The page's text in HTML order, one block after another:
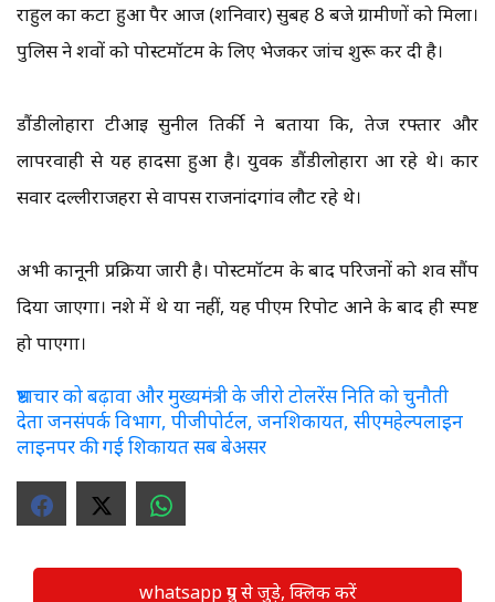
राहुल का कटा हुआ पैर आज (शनिवार) सुबह 8 बजे ग्रामीणों को मिला।
पुलिस ने शवों को पोस्टमॉर्टम के लिए भेजकर जांच शुरू कर दी है।
डौंडीलोहारा टीआई सुनील तिर्की ने बताया कि, तेज रफ्तार और
लापरवाही से यह हादसा हुआ है। युवक डौंडीलोहारा आ रहे थे। कार
सवार दल्लीराजहरा से वापस राजनांदगांव लौट रहे थे।
अभी कानूनी प्रक्रिया जारी है। पोस्टमॉर्टम के बाद परिजनों को शव सौंप
दिया जाएगा। नशे में थे या नहीं, यह पीएम रिपोर्ट आने के बाद ही स्पष्ट
हो पाएगा।
भ्रष्टाचार को बढ़ावा और मुख्यमंत्री के जीरो टोलरेंस निति को चुनौती
देता जनसंपर्क विभाग, पीजीपोर्टल, जनशिकायत, सीएमहेल्पलाइन
लाइनपर की गई शिकायत सब बेअसर
whatsapp ग्रुप से जुड़े, क्लिक करें